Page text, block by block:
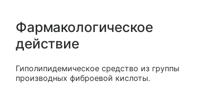
Фармакологическое
действие
Гиполипидемическое средство из группы
производных фиброевой кислоты.